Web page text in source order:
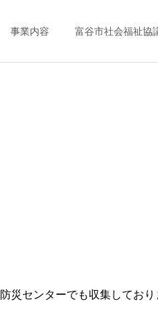
事業内容 富谷市社会福祉協
センターでも収集してお